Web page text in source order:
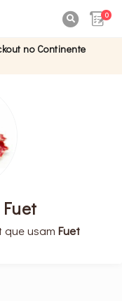
0
no Continente
que usam Fuet